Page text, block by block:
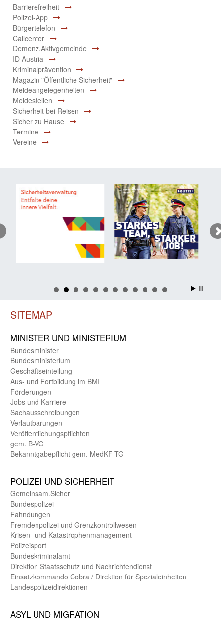
Barrierefreiheit
Polizei-App
Bürgertelefon
Callcenter
Demenz.Aktivgemeinde
ID Austria
Kriminalprävention
Magazin "Öffentliche Sicherheit"
Meldeangelegenheiten
Meldestellen
Sicherheit bei Reisen
Sicher zu Hause
Termine
Vereine
SITEMAP
MINISTER UND MINIST­ERIUM
Bundes­minister
Bundes­ministerium
Geschäfts­einteilung
Aus- und Fortbildung im BMI
Förderungen
Jobs und Karriere
Sachaus­schreibungen
Verlautbarungen
Veröffentlichungspflichten
gem. B-VG
Bekanntgabepflicht gem. MedKF-TG
POLIZEI UND SICHER­HEIT
Gemein­sam.Sicher
Bundes­polizei
Fahndungen
Fremdenpolizei und Grenzkontrollwesen
Krisen- und Katastrophen­management
Polizeisport
Bundes­kriminal­amt
Direktion Staats­schutz und Nach­richten­dienst
Einsatz­kommando Cobra / Direktion für Spezialeinheiten
Landes­polizei­direk­tionen
ASYL UND MIGRA­TION